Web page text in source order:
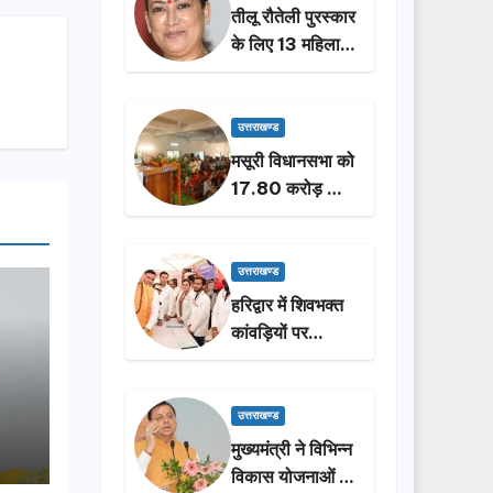
तीलू रौतेली पुरस्कार
के लिए 13 महिलाओं
का चयन, 35
कार्यकर्तियां भी होंगी
सम्मानित…
उत्तराखण्ड
मसूरी विधानसभा को
17.80 करोड़ की
विकास योजनाओं की
ने किया लोकार्पण-
शिलान्यास.
उत्तराखण्ड
हरिद्वार में शिवभक्त
कांवड़ियों पर
पुष्पवर्षा, मुख्यमंत्री
प्रक्षालन…
उत्तराखण्ड
मुख्यमंत्री ने विभिन्न
विकास योजनाओं के